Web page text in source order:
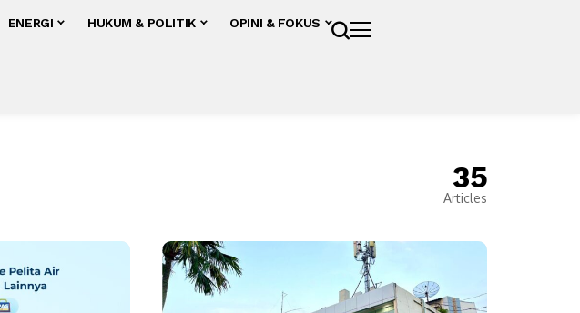
ENERGI HUKUM & POLITIK OPINI & FOKUS
35
Articles